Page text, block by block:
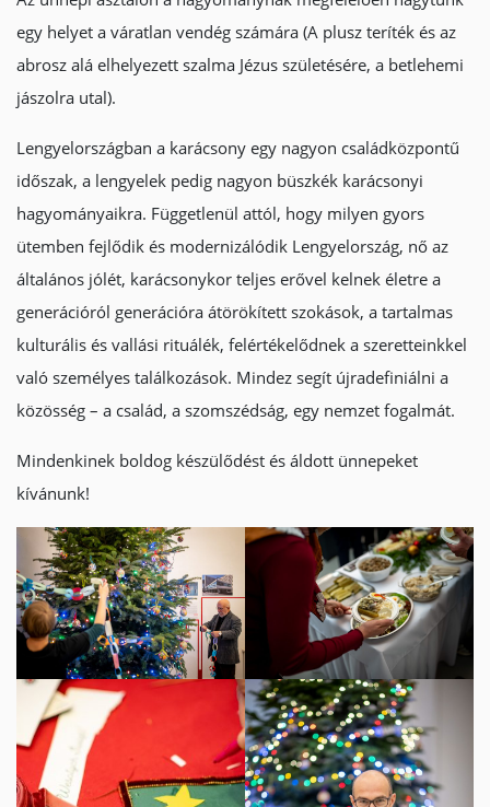
egy helyet a váratlan vendég számára (A plusz teríték és az
abrosz alá elhelyezett szalma Jézus születésére, a betlehemi
jászolra utal).
Lengyelországban a karácsony egy nagyon családközpontű
időszak, a lengyelek pedig nagyon büszkék karácsonyi
hagyományaikra. Függetlenül attól, hogy milyen gyors
ütemben fejlődik és modernizálódik Lengyelország, nő az
általános jólét, karácsonykor teljes erővel kelnek életre a
generációról generációra átörökített szokások, a tartalmas
kulturális és vallási rituálék, felértékelődnek a szeretteinkkel
való személyes találkozások. Mindez segít újradefiniálni a
közösség – a család, a szomszédság, egy nemzet fogalmát.
Mindenkinek boldog készülődést és áldott ünnepeket
kívánunk!